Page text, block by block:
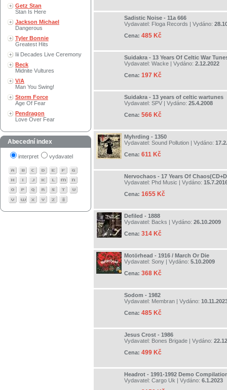
Getz Stan
Stan Is Here
Jackson Michael
Dangerous
Tyler Bonnie
Greatest Hits
Iii Decades Live Ceremony
Beck
Midnite Vultures
V/A
Man You Swing!
Storm Force
Age Of Fear
Pendragon
Love Over Fear
Abecední index
interpret vydavatel
Sadistic Noise - 11a 666
Vydavatel: Floga Records | Vydáno:
Cena: 485 Kč
Suidakra - 13 Years Of Celtic War
Vydavatel: Wacke | Vydáno: 2.12.2022
Cena: 197 Kč
Suidakra - 13 years of celtic wartunes
Vydavatel: SPV | Vydáno: 25.4.2008
Cena: 566 Kč
Myhrding - 1350
Vydavatel: Sound Pollution | Vydáno:
Cena: 611 Kč
Nervochaos - 17 Years Of
Vydavatel: Phd Music | Vydáno:
Cena: 1655 Kč
Defiled - 1888
Vydavatel: Backs | Vydáno: 26.10.2009
Cena: 314 Kč
Motörhead - 1916 / March Or Die
Vydavatel: Sony | Vydáno: 5.10.2009
Cena: 368 Kč
Sodom - 1982
Vydavatel: Membran | Vydáno:
Cena: 485 Kč
Jesus Crost - 1986
Vydavatel: Bones Brigade | Vydáno:
Cena: 499 Kč
Headrot - 1991-1992 Demo
Vydavatel: Cargo Uk | Vydáno: 6.1.2023